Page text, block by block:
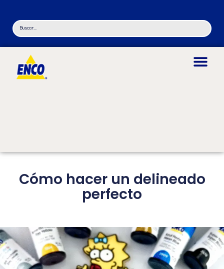
Cómo hacer un delineado
perfecto